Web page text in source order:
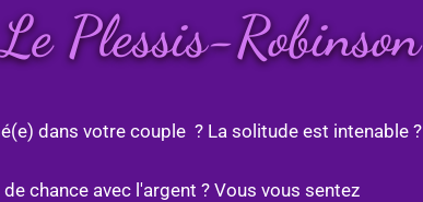
Plessis-Robinson
dans votre couple ? La solitude est intenable ?
chance avec l'argent ? Vous vous sentez